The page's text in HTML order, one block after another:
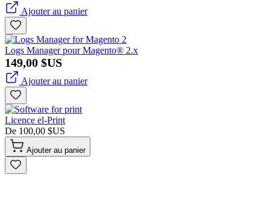
Ajouter au panier
Logs Manager pour Magento® 2.x
149,00 $US
Ajouter au panier
Licence el-Print
De 100,00 $US
Ajouter au panier